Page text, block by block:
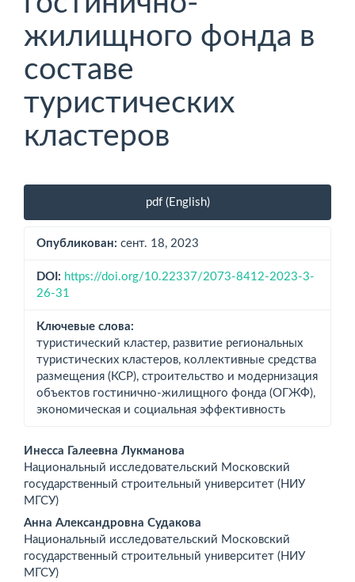
жилищного фонда в
составе
туристических
кластеров
Боковая
панель
статьи
pdf (English)
Опубликован: сент. 18, 2023
DOI: https://doi.org/10.22337/2073-8412-2023-3-
26-31
Ключевые слова:
туристический кластер, развитие региональных
туристических кластеров, коллективные средства
размещения (КСР), строительство и модернизация
объектов гостинично-жилищного фонда (ОГЖФ),
экономическая и социальная эффективность
Основное
содержимое
статьи
Инесса Галеевна Лукманова
Национальный исследовательский Московский
государственный строительный университет (НИУ
МГСУ)
Анна Александровна Судакова
Национальный исследовательский Московский
государственный строительный университет (НИУ
МГСУ)